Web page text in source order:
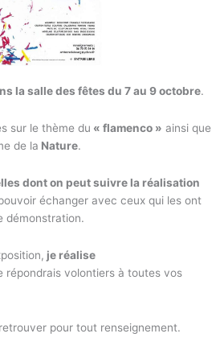
la salle des fêtes du 7 au 9 octobre.
sur le thème du « flamenco » ainsi que
de la Nature.
dont on peut suivre la réalisation
échanger avec ceux qui les ont
démonstration.
je réalise
répondrais volontiers à toutes vos
pour tout renseignement.